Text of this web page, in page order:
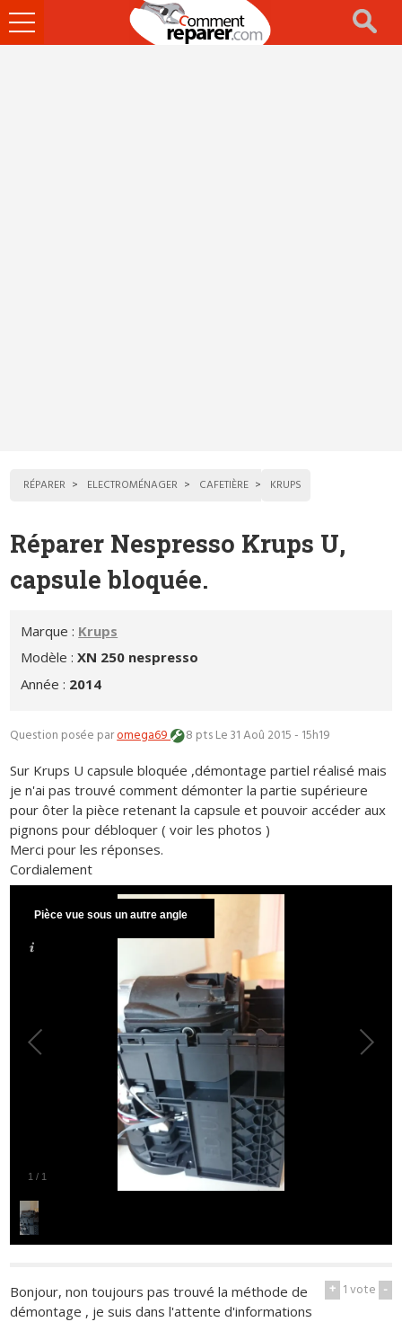
Ouvrir
le
RÉPARER ELECTROMÉNAGER CAFETIÈRE KRUPS
Réparer Nespresso Krups U,
capsule bloquée.
Marque : Krups
Modèle :XN 250 nespresso
Année : 2014
Question posée paromega69 8 ptsLe 31 Aoû 2015 - 15h19
Sur Krups U capsule bloquée ,démontage partiel réalisé mais
je n'ai pas trouvé comment démonter la partie supérieure
pour ôter la pièce retenant la capsule et pouvoir accéder aux
pignons pour débloquer ( voir les photos )
Merci pour les réponses.
Cordialement
1 / 1
Pièce vue sous un autre angle
+ 1vote -
Bonjour, non toujours pas trouvé la méthode de
démontage , je suis dans l'attente d'informations